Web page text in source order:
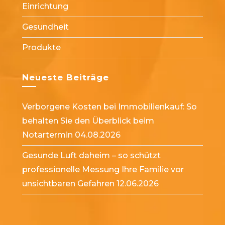
Einrichtung
Gesundheit
Produkte
Neueste Beiträge
Verborgene Kosten bei Immobilienkauf: So
behalten Sie den Überblick beim
Notartermin 04.08.2026
Gesunde Luft daheim – so schützt
professionelle Messung Ihre Familie vor
unsichtbaren Gefahren 12.06.2026